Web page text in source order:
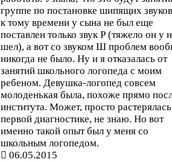
группе по постановке шипящих
к тому времени у сына не был еще
поставлен только звук Р (тяжело он у
шел), а вот со звуком Ш проблем
никогда не было. Ну и я отказалась от
занятий школьного логопеда с моим
ребеном. Девушка-логопед совсем
молоденькая была, похоже прямо
института. Может, просто
первой диагностике, не знаю. Но вот
именно такой опыт был у меня со
школьным логопедом.
06.05.2015